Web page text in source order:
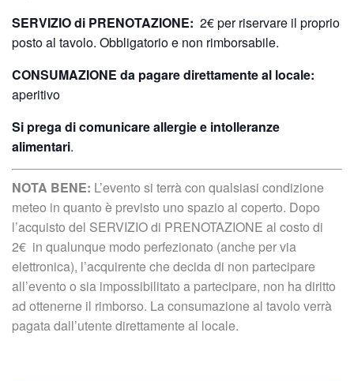
SERVIZIO di PRENOTAZIONE: 2€ per riservare il proprio
posto al tavolo. Obbligatorio e non rimborsabile.
CONSUMAZIONE da pagare direttamente al locale:
aperitivo
Si prega di comunicare allergie e intolleranze
alimentari.
NOTA BENE: L’evento si terrà con qualsiasi condizione
meteo in quanto è previsto uno spazio al coperto. Dopo
l’acquisto del SERVIZIO di PRENOTAZIONE al costo di
2€ in qualunque modo perfezionato (anche per via
elettronica), l’acquirente che decida di non partecipare
all’evento o sia impossibilitato a partecipare, non ha diritto
ad ottenerne il rimborso. La consumazione al tavolo verrà
pagata dall’utente direttamente al locale.